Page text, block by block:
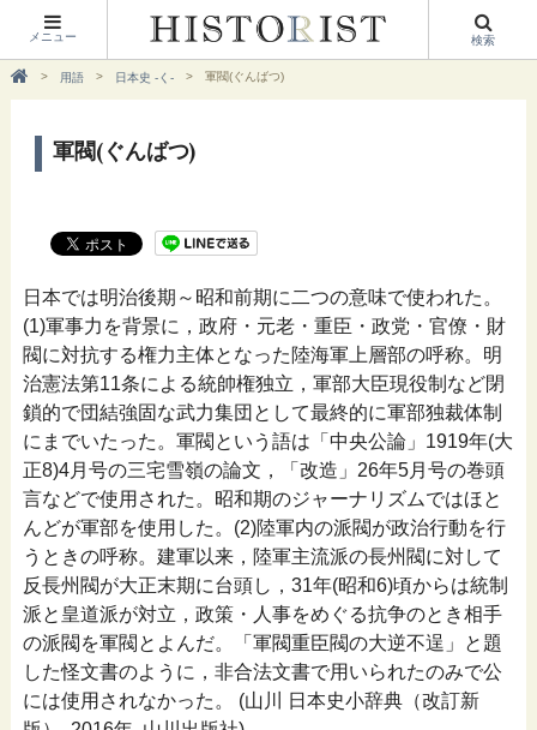
メニュー 検索
用語 日本史 -く- 軍閥(ぐんばつ)
軍閥(ぐんばつ)
日本では明治後期～昭和前期に二つの意味で使われた。
(1)軍事力を背景に，政府・元老・重臣・政党・官僚・財
閥に対抗する権力主体となった陸海軍上層部の呼称。明
治憲法第11条による統帥権独立，軍部大臣現役制など閉
鎖的で団結強固な武力集団として最終的に軍部独裁体制
にまでいたった。軍閥という語は「中央公論」1919年(大
正8)4月号の三宅雪嶺の論文，「改造」26年5月号の巻頭
言などで使用された。昭和期のジャーナリズムではほと
んどが軍部を使用した。(2)陸軍内の派閥が政治行動を行
うときの呼称。建軍以来，陸軍主流派の長州閥に対して
反長州閥が大正末期に台頭し，31年(昭和6)頃からは統制
派と皇道派が対立，政策・人事をめぐる抗争のとき相手
の派閥を軍閥とよんだ。「軍閥重臣閥の大逆不逞」と題
した怪文書のように，非合法文書で用いられたのみで公
には使用されなかった。 (山川 日本史小辞典（改訂新